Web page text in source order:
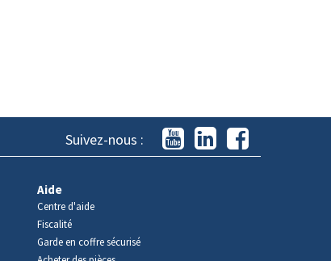
Suivez-nous :
Aide
Centre d'aide
Fiscalité
Garde en coffre sécurisé